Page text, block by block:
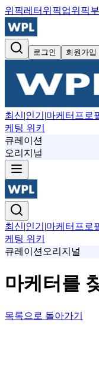
위픽레터 위픽업위픽
로그인 회원가입
최신|인기 |마케터프로
케팅 위키
큐레이션
오리지널
최신|인기 |마케터프로
케팅 위키
큐레이션 오리지널
마케터를
목록으로 돌아가기